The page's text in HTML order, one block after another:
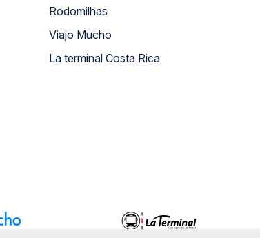
Rodomilhas
Viajo Mucho
La terminal Costa Rica